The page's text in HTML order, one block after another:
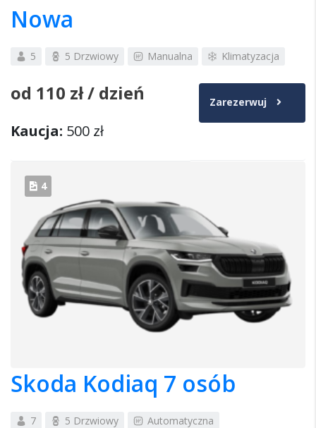
Nowa
5 5 Drzwiowy Manualna Klimatyzacja
od 110 zł/ dzień Zarezerwuj
Kaucja: 500 zł
4
Skoda Kodiaq 7 osób
7 5 Drzwiowy Automatyczna